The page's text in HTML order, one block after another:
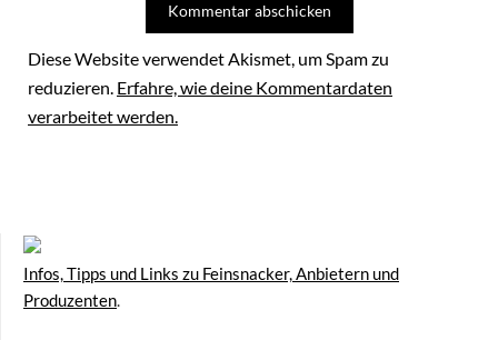
Diese Website verwendet Akismet, um Spam zu
reduzieren. Erfahre, wie deine Kommentardaten
verarbeitet werden.
Infos, Tipps und Links zu Feinsnacker, Anbietern und
Produzenten.